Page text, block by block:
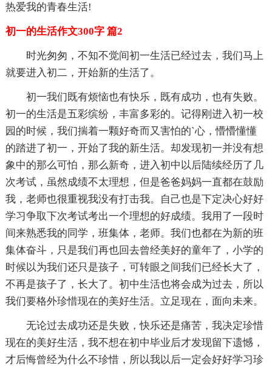
热爱我的青春生活!
初一的生活作文300字 篇2
时光匆匆，不知不觉间初一生活已经过去，我们马上
就要进入初二，开始新的生活了。
初一我们既有烦恼也有快乐，既有成功，也有失败。
初一的生活是五彩缤纷，丰富多彩的。记得刚进入初一校
园的时候，我们揣着一颗好奇而又害怕的`心，懵懵懂懂
的踏进了初一，开始了我的新生活。却发现初一并没有想
象中的那么可怕，那么新奇，进入初中以后陆续经历了几
次考试，虽然成绩不太理想，但是爸爸妈妈一直都在鼓励
我，老师也很重视我没有打击我。自己也是下定决心好好
学习争取下次考试考出一个理想的好成绩。我用了一段时
间来熟悉我的同学，班集体，老师。我们也都在为新的班
集体奋斗，只是我们再也回去曾经美好的童年了，小学的
时候以为我们还只是孩子，可转眼之间我们已经长大了，
不再是孩子了，长大了。初中生活也将会成为过去，所以
我们要格外珍惜现在的美好生活。立足现在，面向未来。
无论过去成功还是失败，快乐还是痛苦，我决定珍惜
现在的美好生活，我不想在初中毕业后才发现留下遗憾，
才后悔曾经为什么不珍惜，所以我以后一定会好好学习珍